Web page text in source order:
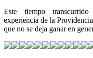
Este tiempo
experiencia de la
que no se deja ganar en